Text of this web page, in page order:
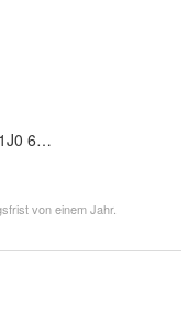
601 025 Q
von einem Jahr.